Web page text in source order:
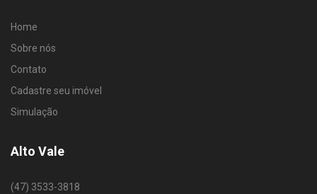
Home
Sobre nós
Contato
Cadastre seu imóvel
Simulação
Alto Vale
(47) 3533-3818